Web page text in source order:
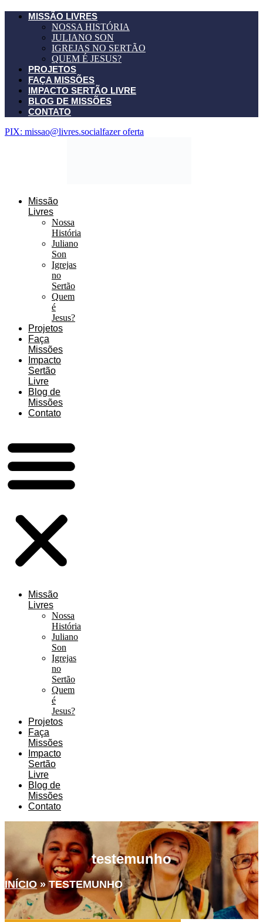
MISSÃO LIVRES
NOSSA HISTÓRIA
JULIANO SON
IGREJAS NO SERTÃO
QUEM É JESUS?
PROJETOS
FAÇA MISSÕES
IMPACTO SERTÃO LIVRE
BLOG DE MISSÕES
CONTATO
PIX: missao@livres.socialfazer oferta
Missão
Livres
Nossa
História
Juliano
Son
Igrejas
no
Sertão
Quem
é
Jesus?
Projetos
Faça
Missões
Impacto
Sertão
Livre
Blog de
Missões
Contato
Missão
Livres
Nossa
História
Juliano
Son
Igrejas
no
Sertão
Quem
é
Jesus?
Projetos
Faça
Missões
Impacto
Sertão
Livre
Blog de
Missões
Contato
testemunho
INÍCIO»TESTEMUNHO